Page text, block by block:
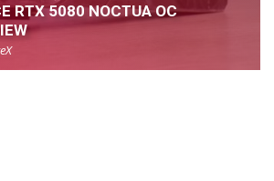
RTX 5080 NOCTUA OC